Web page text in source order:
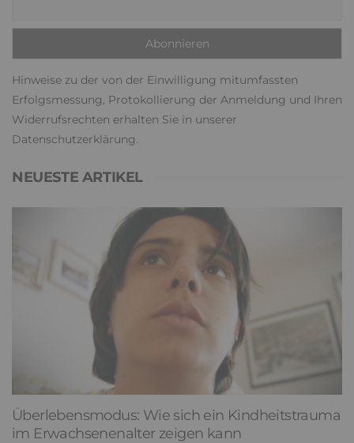
Hinweise zu der von der Einwilligung mitumfassten
Erfolgsmessung, Protokollierung der Anmeldung und Ihren
Widerrufsrechten erhalten Sie in unserer
Datenschutzerklärung.
NEUESTE ARTIKEL
Überlebensmodus: Wie sich ein Kindheitstrauma
im Erwachsenenalter zeigen kann